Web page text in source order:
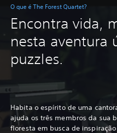
O que é The Forest Quartet?
Encontra vida,
nesta aventura
puzzles.
Habita o espírito de uma
ajuda os três membros da sua
floresta em busca de inspiração